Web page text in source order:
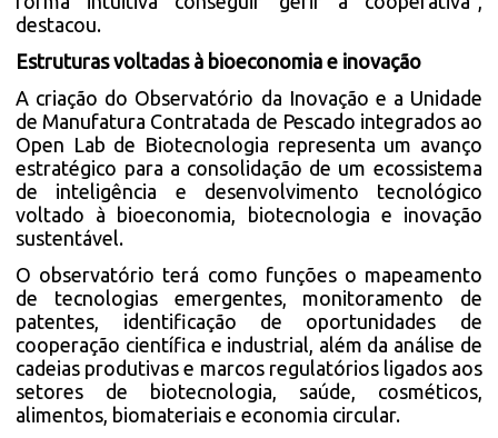
destacou.
Estruturas voltadas à bioeconomia e inovação
A criação do Observatório da Inovação e a Unidade
de Manufatura Contratada de Pescado integrados ao
Open Lab de Biotecnologia representa um avanço
estratégico para a consolidação de um ecossistema
de inteligência e desenvolvimento tecnológico
voltado à bioeconomia, biotecnologia e inovação
sustentável.
O observatório terá como funções o mapeamento
de tecnologias emergentes, monitoramento de
patentes, identificação de oportunidades de
cooperação científica e industrial, além da análise de
cadeias produtivas e marcos regulatórios ligados aos
setores de biotecnologia, saúde, cosméticos,
alimentos, biomateriais e economia circular.